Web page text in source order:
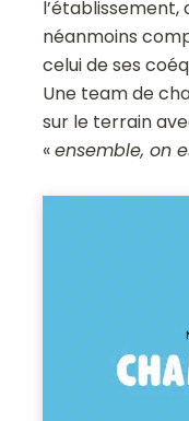
l’établissement,
néanmoins
celui de ses
Une team de
sur le terrain
«ensemble, on